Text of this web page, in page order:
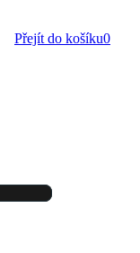
Přejít do košíku0